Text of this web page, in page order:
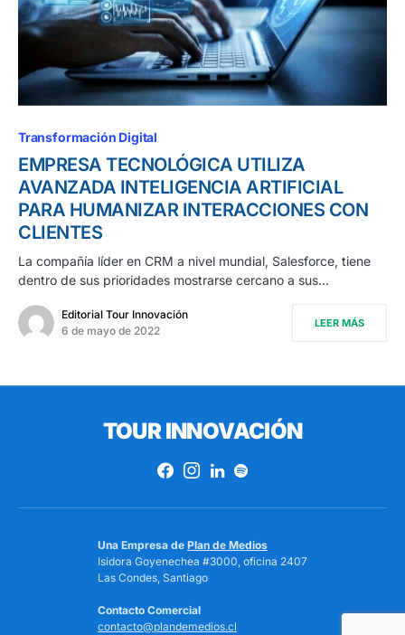
Transformación Digital
EMPRESA TECNOLÓGICA UTILIZA
AVANZADA INTELIGENCIA ARTIFICIAL
PARA HUMANIZAR INTERACCIONES CON
CLIENTES
La compañía líder en CRM a nivel mundial, Salesforce, tiene
dentro de sus prioridades mostrarse cercano a sus…
Editorial Tour Innovación
6 de mayo de 2022
LEER MÁS
TOUR INNOVACIÓN
Una Empresa de Plan de Medios
Isidora Goyenechea #3000, oficina 2407
Las Condes, Santiago
Contacto Comercial
contacto@plandemedios.cl